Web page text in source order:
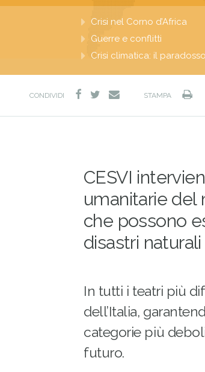
Crisi nel Corno d’Africa
Guerre e conflitti
Crisi climatica: il
CONDIVIDI facebook
twitter
e-
STAMPA
CESVI
umanitarie del
che possono
disastri naturali
In tutti i teatri più
dell’Italia,
categorie più
futuro.